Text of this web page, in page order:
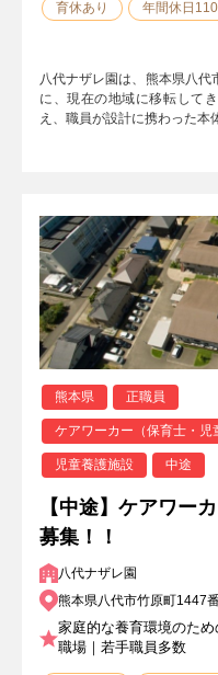
育休あり 年間休日
八代ナザレ園は、熊本県八
に、現在の地域に移転して
え、職員が設計に携わった
熊本県 正職員
ケアワーカー（保育士・児
児童養護施設 中途
【中途】ケアワー
募集！！
八代ナザレ園
熊本県八代市竹原町1447
家庭的な養育環境のた
職場｜若手職員多数